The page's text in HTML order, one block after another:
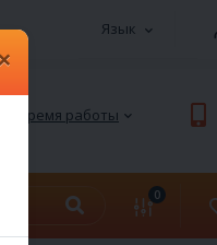
Язык
Время работы
0